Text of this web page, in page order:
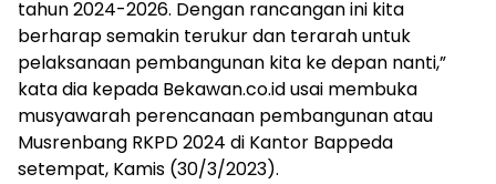
tahun 2024-2026. Dengan rancangan ini kita
berharap semakin terukur dan terarah untuk
pelaksanaan pembangunan kita ke depan nanti,”
kata dia kepada Bekawan.co.id usai membuka
musyawarah perencanaan pembangunan atau
Musrenbang RKPD 2024 di Kantor Bappeda
setempat, Kamis (30/3/2023).